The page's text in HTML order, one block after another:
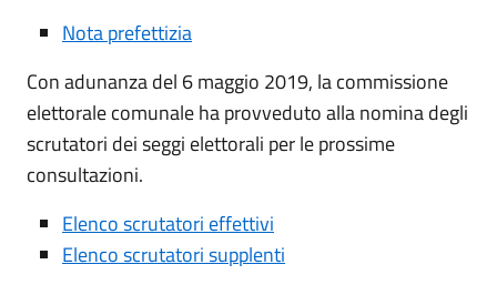
Nota prefettizia
Con adunanza del 6 maggio 2019, la commissione
elettorale comunale ha provveduto alla nomina degli
scrutatori dei seggi elettorali per le prossime
consultazioni.
Elenco scrutatori effettivi
Elenco scrutatori supplenti